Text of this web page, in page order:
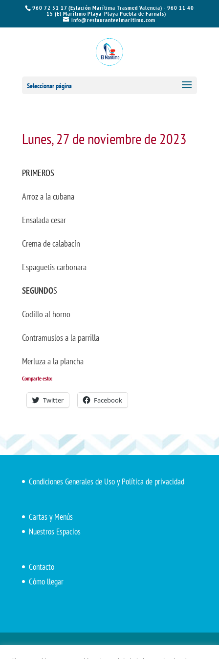
960 72 51 17 (Estación Marítima Trasmed Valencia) - 960 11 40
15 (El Marítimo Playa-Playa Puebla de Farnals)
info@restauranteelmaritimo.com
Seleccionar página
Lunes, 27 de noviembre de 2023
PRIMEROS
Arroz a la cubana
Ensalada cesar
Crema de calabacín
Espaguetis carbonara
SEGUNDOS
Codillo al horno
Contramuslos a la parrilla
Merluza a la plancha
Comparte esto:
Twitter Facebook
Condiciones Generales de Uso y Política de privacidad
Cartas y Menús
Nuestros Espacios
Contacto
Cómo llegar